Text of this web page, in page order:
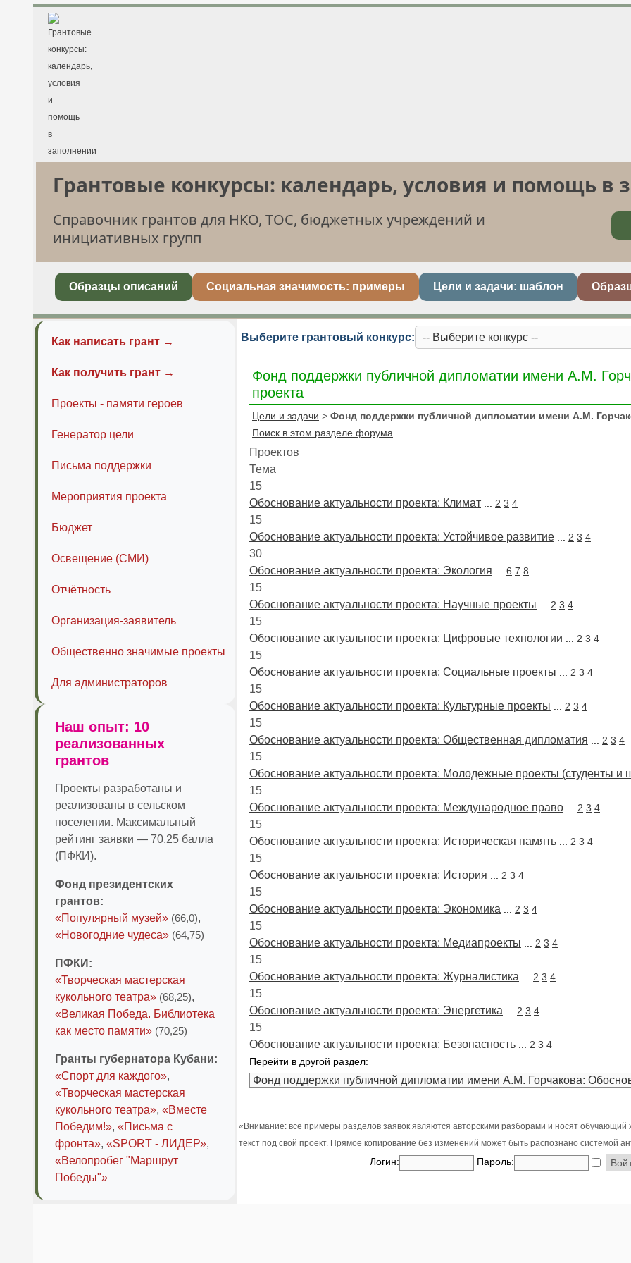
Грантовые конкурсы: календарь, условия и помощь в
Справочник грантов для НКО, ТОС, бюджетных учреждений и
инициативных групп
Образцы описаний Социальная значимость: примеры Цели и задачи: шаблон
Как написать грант →
Как получить грант →
Проекты - памяти героев
Генератор цели
Письма поддержки
Мероприятия проекта
Бюджет
Освещение (СМИ)
Отчётность
Организация-заявитель
Общественно значимые проекты
Для администраторов
Наш опыт: 10
реализованных
грантов
Проекты разработаны и
реализованы в сельском
поселении. Максимальный
рейтинг заявки — 70,25 балла
(ПФКИ).
Фонд президентских
грантов:
«Популярный музей» (66,0),
«Новогодние чудеса» (64,75)
ПФКИ:
«Творческая мастерская
кукольного театра» (68,25),
«Великая Победа. Библиотека
как место памяти» (70,25)
Гранты губернатора Кубани:
«Спорт для каждого»,
«Творческая мастерская
кукольного театра», «Вместе
Победим!», «Письма с
фронта», «SPORT - ЛИДЕР»,
«Велопробег "Маршрут
Победы"»
Выберите грантовый конкурс:
Фонд поддержки публичной дипломатии имени А.М.
проекта
Цели и задачи > Фонд поддержки публичной дипломатии имени А.М.
Поиск в этом разделе форума
Проектов
Тема
15
Обоснование актуальности проекта: Климат
2 3 4
15
Обоснование актуальности проекта: Устойчивое развитие
2 3 4
30
Обоснование актуальности проекта: Экология
6 7 8
15
Обоснование актуальности проекта: Научные проекты
2 3 4
15
Обоснование актуальности проекта: Цифровые технологии
2 3 4
15
Обоснование актуальности проекта: Социальные проекты
2 3 4
15
Обоснование актуальности проекта: Культурные проекты
2 3 4
15
Обоснование актуальности проекта: Общественная дипломатия
2 3 4
15
Обоснование актуальности проекта: Молодежные проекты (студенты и
15
Обоснование актуальности проекта: Международное право
2 3 4
15
Обоснование актуальности проекта: Историческая память
2 3 4
15
Обоснование актуальности проекта: История
2 3 4
15
Обоснование актуальности проекта: Экономика
2 3 4
15
Обоснование актуальности проекта: Медиапроекты
2 3 4
15
Обоснование актуальности проекта: Журналистика
2 3 4
15
Обоснование актуальности проекта: Энергетика
2 3 4
15
Обоснование актуальности проекта: Безопасность
2 3 4
Перейти в другой раздел:
«Внимание: все примеры разделов заявок являются авторскими разборами и носят
текст под свой проект. Прямое копирование без изменений может быть распознано системой
Логин: Пароль: